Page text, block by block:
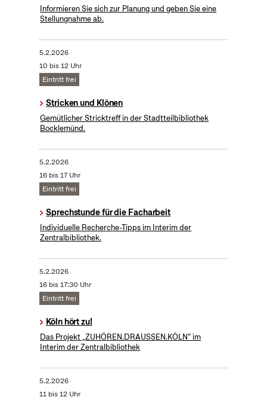
Informieren Sie sich zur Planung und geben Sie eine
Stellungnahme ab.
5.2.2026
10 bis 12 Uhr
Eintritt frei
Stricken und Klönen
Gemütlicher Stricktreff in der Stadtteilbibliothek
Bocklemünd.
5.2.2026
16 bis 17 Uhr
Eintritt frei
Sprechstunde für die Facharbeit
Individuelle Recherche-Tipps im Interim der
Zentralbibliothek.
5.2.2026
16 bis 17:30 Uhr
Eintritt frei
Köln hört zu!
Das Projekt „ZUHÖREN.DRAUSSEN.KÖLN“ im
Interim der Zentralbibliothek
5.2.2026
11 bis 12 Uhr